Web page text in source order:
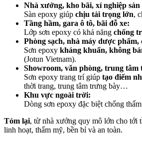
Nhà xưởng, kho bãi, xí nghiệp sản
Sàn epoxy giúp chịu tải trọng lớn,
Tầng hầm, gara ô tô, bãi đỗ xe:
Lớp sơn epoxy có khả năng chống
Phòng sạch, nhà máy dược
Sơn epoxy kháng khuẩn, không
(Jotun Vietnam).
Showroom, văn phòng, trung tâm
Sơn epoxy trang trí giúp tạo điểm
thời trang, trung tâm trưng bày…
Khu vực ngoài trời:
Dòng sơn epoxy đặc biệt chống
Tóm lại, từ nhà xưởng quy mô lớn cho tới
linh hoạt, thẩm mỹ, bền bỉ và an toàn.